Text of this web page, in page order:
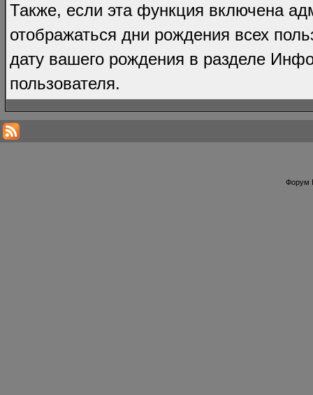
Также, если эта функция включена
отображаться дни рождения всех
дату вашего рождения в разделе
пользователя.
Форум